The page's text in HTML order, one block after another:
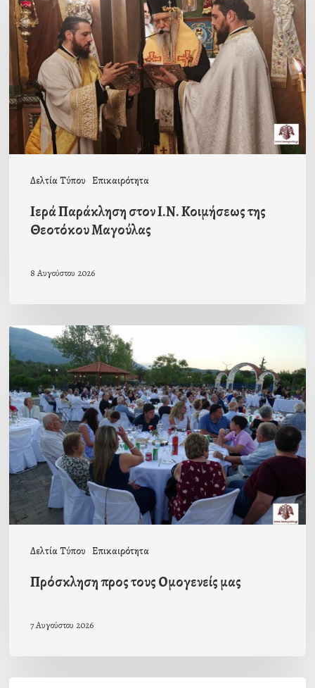
Δελτία Τύπου Επικαιρότητα
στον
Ι.Ν.
Κοιμήσεως
της
Θεοτόκου
Μαγούλας
Ιερά Παράκληση στον Ι.Ν. Κοιμήσεως της
Θεοτόκου Μαγούλας
8 Αυγούστου 2026
Δελτία Τύπου Επικαιρότητα
Πρόσκληση
προς
τους
Ομογενείς
μας
Πρόσκληση προς τους Ομογενείς μας
7 Αυγούστου 2026